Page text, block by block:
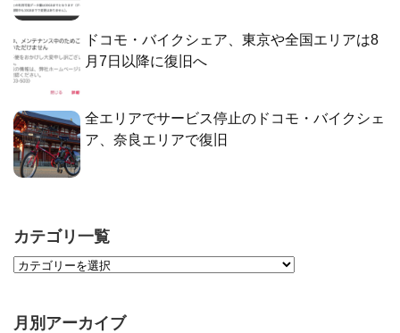
ドコモ・バイクシェア、東京や全国エリアは8
月7日以降に復旧へ
全エリアでサービス停止のドコモ・バイクシェ
ア、奈良エリアで復旧
カテゴリ一覧
月別アーカイブ